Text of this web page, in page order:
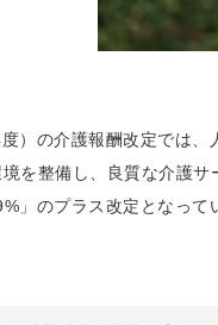
）の介護報酬改定では、
境を整備し、良質な介護
」のプラス改定となって